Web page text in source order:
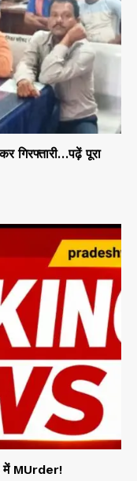
गिरफ्तारी…पढ़ें पूरा
MUrder!